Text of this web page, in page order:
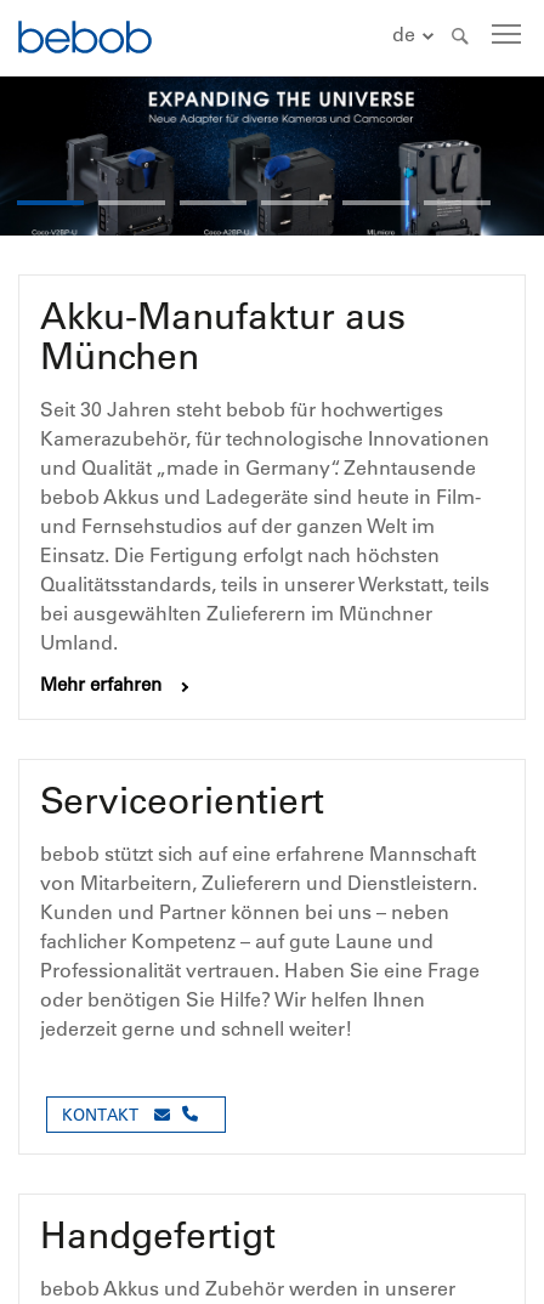
de
Akku-Manufaktur aus
München
Seit 30 Jahren steht bebob für hochwertiges
Kamerazubehör, für technologische Innovationen
und Qualität „made in Germany“. Zehntausende
bebob Akkus und Ladegeräte sind heute in Film-
und Fernsehstudios auf der ganzen Welt im
Einsatz. Die Fertigung erfolgt nach höchsten
Qualitätsstandards, teils in unserer Werkstatt, teils
bei ausgewählten Zulieferern im Münchner
Umland.
Mehr erfahren
Serviceorientiert
bebob stützt sich auf eine erfahrene Mannschaft
von Mitarbeitern, Zulieferern und Dienstleistern.
Kunden und Partner können bei uns – neben
fachlicher Kompetenz – auf gute Laune und
Professionalität vertrauen. Haben Sie eine Frage
oder benötigen Sie Hilfe? Wir helfen Ihnen
jederzeit gerne und schnell weiter!
KONTAKT
Handgefertigt
bebob Akkus und Zubehör werden in unserer